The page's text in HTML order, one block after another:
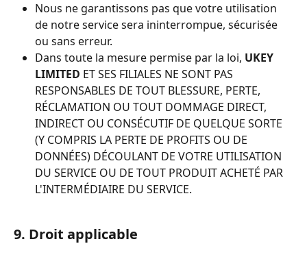
Nous ne garantissons pas que votre utilisation
de notre service sera ininterrompue, sécurisée
ou sans erreur.
Dans toute la mesure permise par la loi, UKEY
LIMITED ET SES FILIALES NE SONT PAS
RESPONSABLES DE TOUT BLESSURE, PERTE,
RÉCLAMATION OU TOUT DOMMAGE DIRECT,
INDIRECT OU CONSÉCUTIF DE QUELQUE SORTE
(Y COMPRIS LA PERTE DE PROFITS OU DE
DONNÉES) DÉCOULANT DE VOTRE UTILISATION
DU SERVICE OU DE TOUT PRODUIT ACHETÉ PAR
L'INTERMÉDIAIRE DU SERVICE.
9. Droit applicable